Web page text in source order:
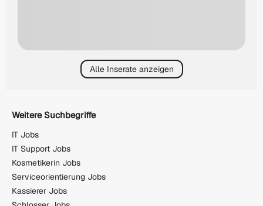
Alle Inserate anzeigen
Weitere Suchbegriffe
IT Jobs
IT Support Jobs
Kosmetikerin Jobs
Serviceorientierung Jobs
Kassierer Jobs